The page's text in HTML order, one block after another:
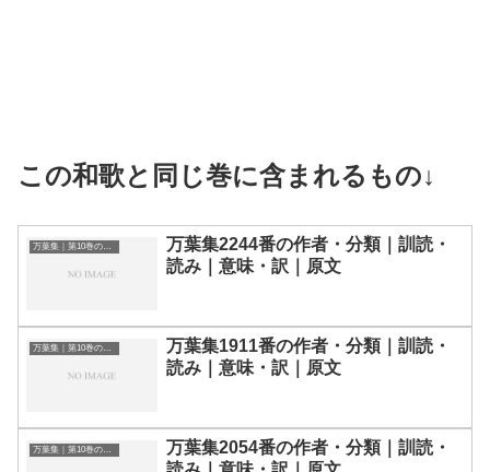
この和歌と同じ巻に含まれるもの↓
万葉集｜第10巻の和歌一覧
万葉集2244番の作者・分類｜訓読・
読み｜意味・訳｜原文
万葉集｜第10巻の和歌一覧
万葉集1911番の作者・分類｜訓読・
読み｜意味・訳｜原文
万葉集｜第10巻の和歌一覧
万葉集2054番の作者・分類｜訓読・